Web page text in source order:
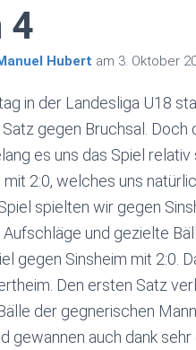
4
Hubert am 3. Oktober
in der Landesliga U18
gegen Bruchsal.
es uns das Spiel
2:0, welches uns
spielten wir gegen
und gezielte
gegen Sinsheim mit 2:0.
Den ersten Satz
der gegnerischen
gewannen auch dank